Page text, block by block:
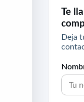
Te
Deja